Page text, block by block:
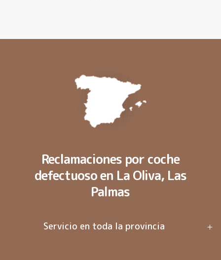
Reclamaciones por coche
defectuoso en La Oliva, Las
Palmas
Servicio en toda la provincia